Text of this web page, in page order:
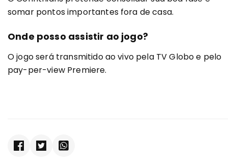
somar pontos importantes fora de casa.
Onde posso assistir ao jogo?
O jogo será transmitido ao vivo pela TV Globo e pelo
pay-per-view Premiere.